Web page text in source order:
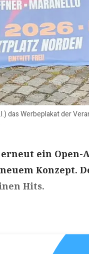
das Werbeplakat der
ein Open-
Konzept.
Hits.